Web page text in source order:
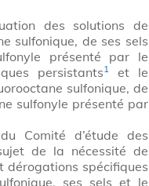
des solutions de
sulfonique, de ses sels
présenté par le
persistants1et le
sulfonique, de
sulfonyle présenté par
Comité d’étude des
de la nécessité de
dérogations spécifiques
ses sels et le